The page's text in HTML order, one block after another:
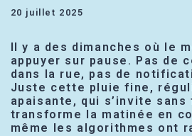
20 juillet 2025
Il y a des dimanches où le
appuyer sur pause. Pas de
dans la rue, pas de
Juste cette pluie fine,
apaisante, qui s’invite sans
transforme la matinée en
même les algorithmes ont